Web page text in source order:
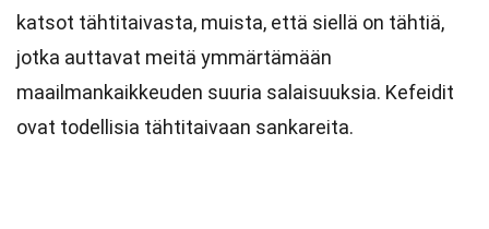
katsot tähtitaivasta, muista, että siellä on tähtiä,
jotka auttavat meitä ymmärtämään
maailmankaikkeuden suuria salaisuuksia. Kefeidit
ovat todellisia tähtitaivaan sankareita.